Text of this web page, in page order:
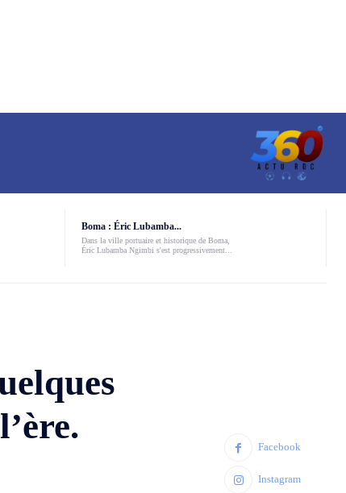
Boma : Éric Lubamba...
Dans la ville portuaire et historique de Boma,
Éric Lubamba Ngimbi s'est progressivement...
Facebook
Instagram